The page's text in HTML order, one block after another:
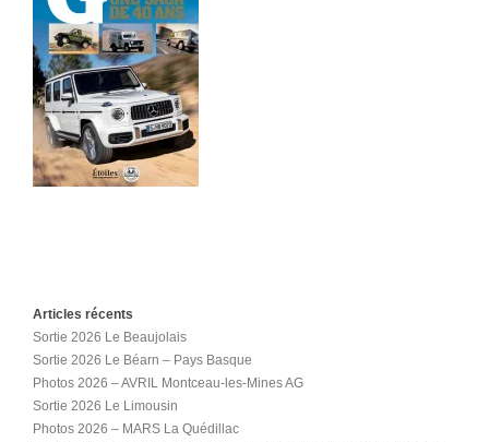
Articles récents
Sortie 2026 Le Beaujolais
Sortie 2026 Le Béarn – Pays Basque
Photos 2026 – AVRIL Montceau-les-Mines AG
Sortie 2026 Le Limousin
Photos 2026 – MARS La Quédillac